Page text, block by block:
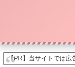
【PR】当サイトでは広